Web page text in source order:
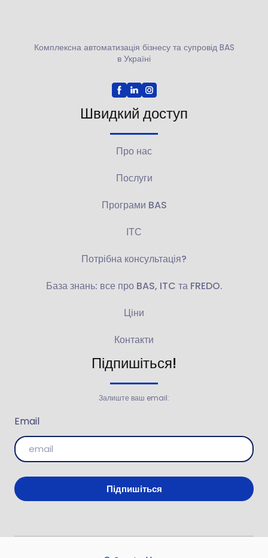
Комплексна автоматизація бізнесу та супровід BAS
в Україні
Швидкий доступ
Про нас
Послуги
Програми BAS
ІТС
Потрібна консультація?
База знань: все про BAS, ITC та FREDO.
Ціни
Контакти
Підпишіться!
Залиште ваш email:
Email
Підпишіться